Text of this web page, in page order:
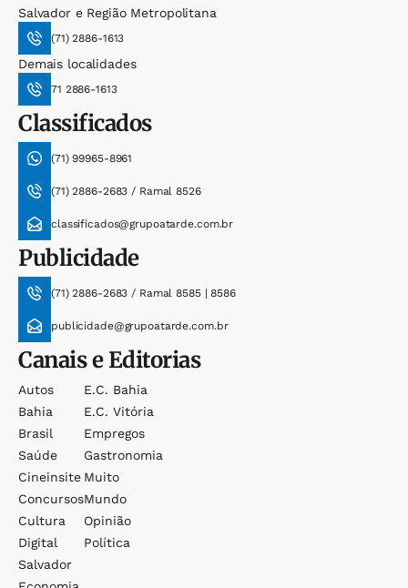
Salvador e Região Metropolitana
(71) 2886-1613
Demais localidades
71 2886-1613
Classificados
(71) 99965-8961
(71) 2886-2683 / Ramal 8526
classificados@grupoatarde.com.br
Publicidade
(71) 2886-2683 / Ramal 8585 | 8586
publicidade@grupoatarde.com.br
Canais e Editorias
Autos
Bahia
Brasil
Saúde
Cineinsite
Concursos
Cultura
Digital
Salvador
E.c. Bahia
E.c. Vitória
Empregos
Gastronomia
Muito
Mundo
Opinião
Política